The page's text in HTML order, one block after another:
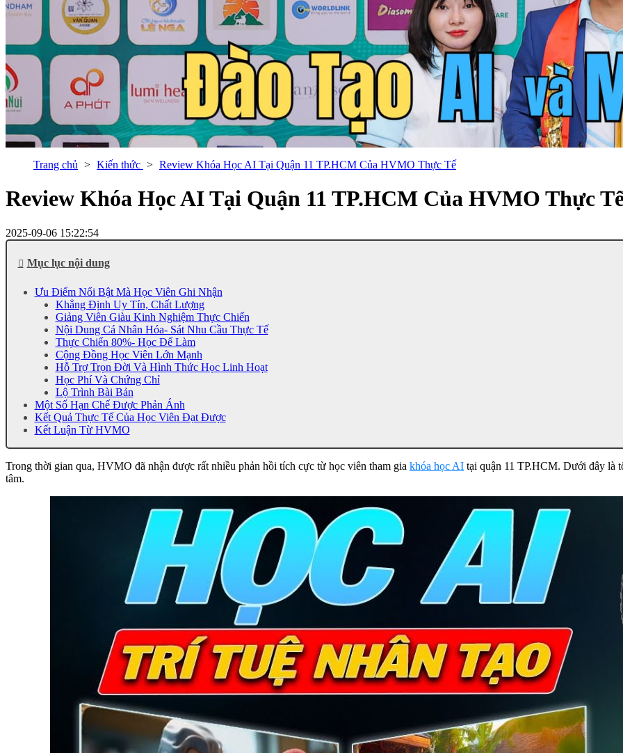
Trang chủ Kiến thức Review Khóa Học AI Tại Quận 11 TP.HCM Của HVMO Thực Tế
Review Khóa Học AI Tại Quận 11 TP.HCM Của HVMO Thực
2025-09-06 15:22:54
Mục lục nội dung
Ưu Điểm Nổi Bật Mà Học Viên Ghi Nhận
Khẳng Định Uy Tín, Chất Lượng
Giảng Viên Giàu Kinh Nghiệm Thực Chiến
Nội Dung Cá Nhân Hóa- Sát Nhu Cầu Thực Tế
Thực Chiến 80%- Học Để Làm
Cộng Đồng Học Viên Lớn Mạnh
Hỗ Trợ Trọn Đời Và Hình Thức Học Linh Hoạt
Học Phí Và Chứng Chỉ
Lộ Trình Bài Bản
Một Số Hạn Chế Được Phản Ánh
Kết Quả Thực Tế Của Học Viên Đạt Được
Kết Luận Từ HVMO
Trong thời gian qua, HVMO đã nhận được rất nhiều phản hồi tích cực từ học viên tham gia khóa học AI tại quận 11 TP.HCM. Dưới đây là
tâm.